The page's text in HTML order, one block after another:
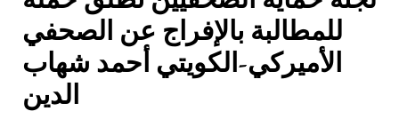
للمطالبة بالإفراج عن الصحفي
الأميركي-الكويتي أحمد شهاب
الدين